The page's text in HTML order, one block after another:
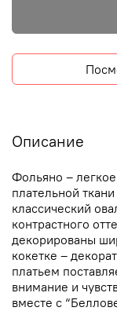
Описание
Фольяно –
плательной
классический
контрастного
декорированы
кокетке –
платьем
внимание и
вместе с